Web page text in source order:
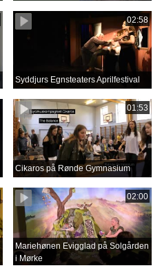
02:58
Syddjurs Egnsteaters Aprilfestival
01:53
Cikaros på Rønde Gymnasium
02:00
Mariehønen Evigglad på Solgården
i Mørke